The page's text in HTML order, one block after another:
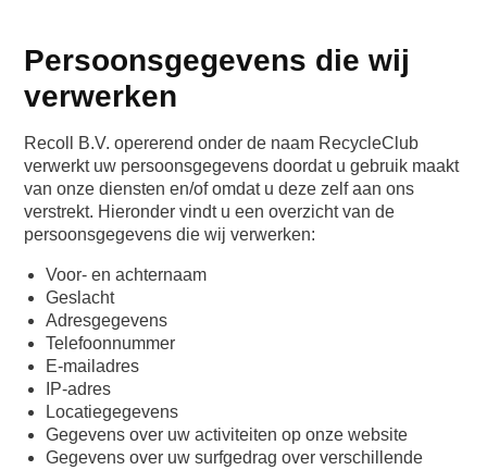
Persoonsgegevens die wij
verwerken
Recoll B.V. opererend onder de naam RecycleClub
verwerkt uw persoonsgegevens doordat u gebruik maakt
van onze diensten en/of omdat u deze zelf aan ons
verstrekt. Hieronder vindt u een overzicht van de
persoonsgegevens die wij verwerken:
Voor- en achternaam
Geslacht
Adresgegevens
Telefoonnummer
E-mailadres
IP-adres
Locatiegegevens
Gegevens over uw activiteiten op onze website
Gegevens over uw surfgedrag over verschillende